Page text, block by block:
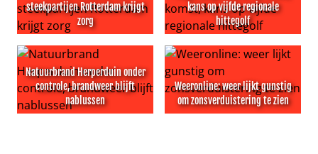
steekpartijen Rotterdam krijgt
zorg
Politie: verdachte van steekpartijen Rotterdam krijgt
kans op vijfde regionale
hittegolf
Hoge temperaturen op
Natuurbrand Herperduin onder
controle, brandweer blijft
nablussen
Weeronline: weer lijkt gunstig
om zonsverduistering te zien